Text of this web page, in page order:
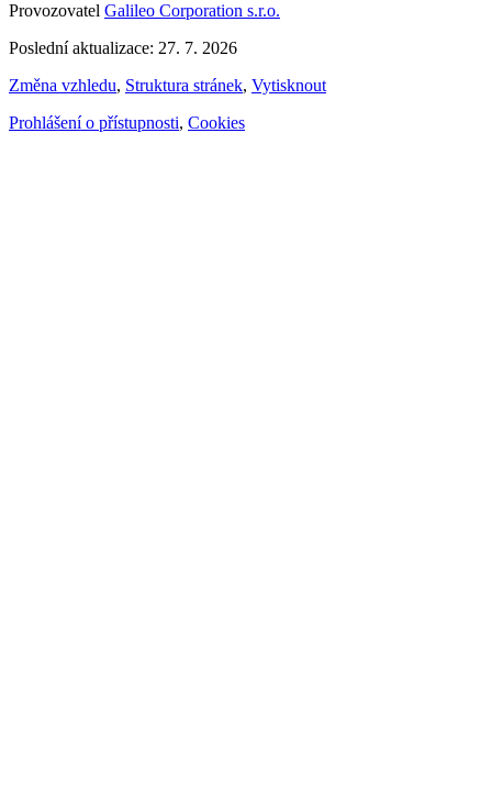
Provozovatel Galileo Corporation s.r.o.
Poslední aktualizace: 27. 7. 2026
Změna vzhledu, Struktura stránek, Vytisknout
Prohlášení o přístupnosti, Cookies